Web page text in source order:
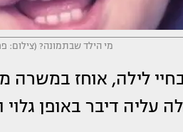
מי הילד שבתמונה? (צילום:
לילה, אוחז
דיבר באופן גלוי